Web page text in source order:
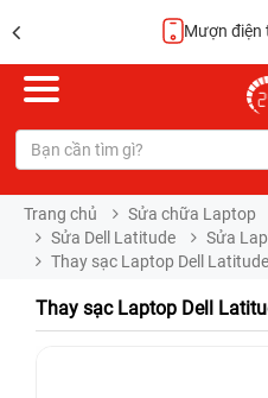
Mượn điện
Trang chủ Sửa chữa Laptop
Sửa Dell Latitude
Sửa
Thay sạc Laptop Dell
Thay sạc Laptop Dell